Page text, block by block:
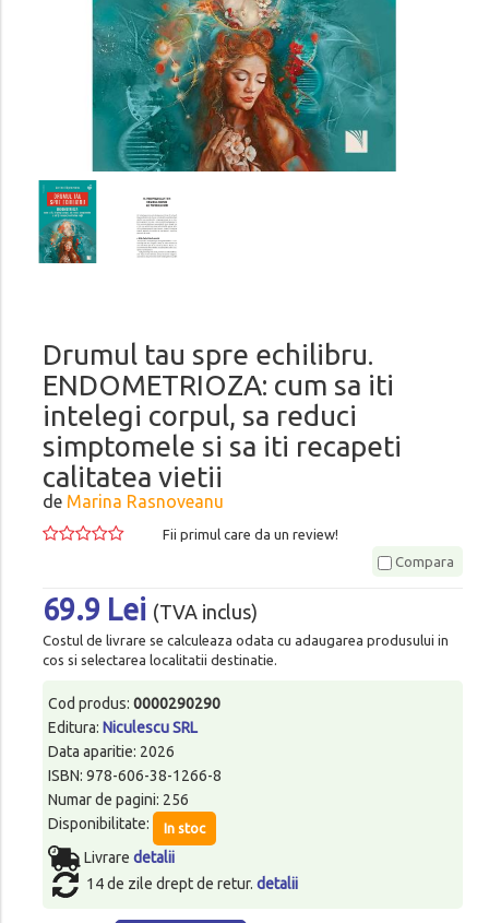
Drumul tau spre echilibru.
ENDOMETRIOZA: cum sa iti
intelegi corpul, sa reduci
simptomele si sa iti recapeti
calitatea vietii
de Marina Rasnoveanu
Fii primul care da un review!
Compara
69.9 Lei (TVA inclus)
Costul de livrare se calculeaza odata cu adaugarea produsului in
cos si selectarea localitatii destinatie.
Cod produs: 0000290290
Editura: Niculescu SRL
Data aparitie: 2026
ISBN: 978-606-38-1266-8
Numar de pagini: 256
Disponibilitate:
In stoc
Livrare detalii
14 de zile drept de retur. detalii